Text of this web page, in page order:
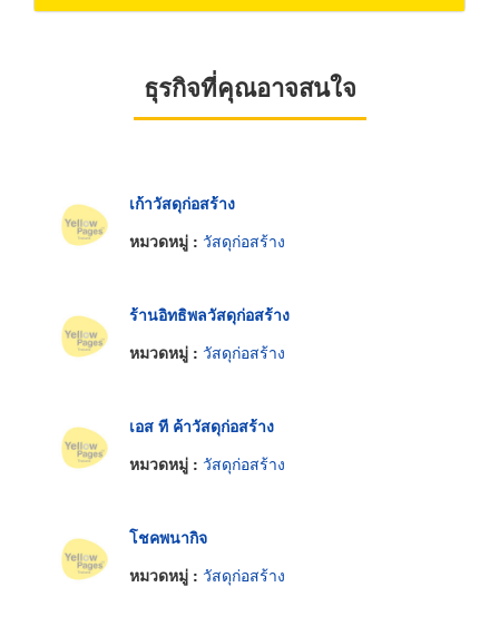
ธุรกิจที่คุณอาจสนใจ
เก้าวัสดุก่อสร้าง
หมวดหมู่ : วัสดุก่อสร้าง
ร้านอิทธิพลวัสดุก่อสร้าง
หมวดหมู่ : วัสดุก่อสร้าง
เอส ที ค้าวัสดุก่อสร้าง
หมวดหมู่ : วัสดุก่อสร้าง
โชคพนากิจ
หมวดหมู่ : วัสดุก่อสร้าง